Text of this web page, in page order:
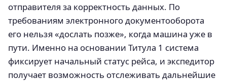
отправителя за корректность данных. По
требованиям электронного документооборота
его нельзя «дослать позже», когда машина уже в
пути. Именно на основании Титула 1 система
фиксирует начальный статус рейса, и экспедитор
получает возможность отслеживать дальнейшие